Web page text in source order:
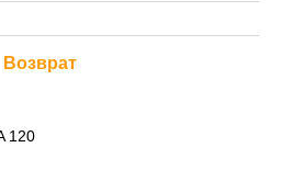
Возврат